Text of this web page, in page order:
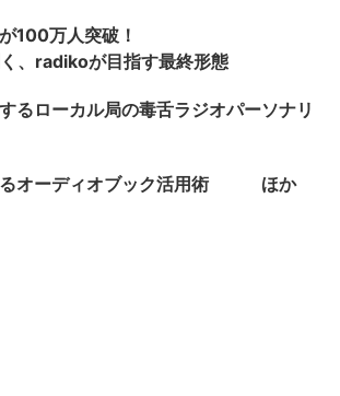
100万人突破！
、radikoが目指す最終形態
るローカル局の毒舌ラジオパーソナリ
るオーディオブック活用術 ほか